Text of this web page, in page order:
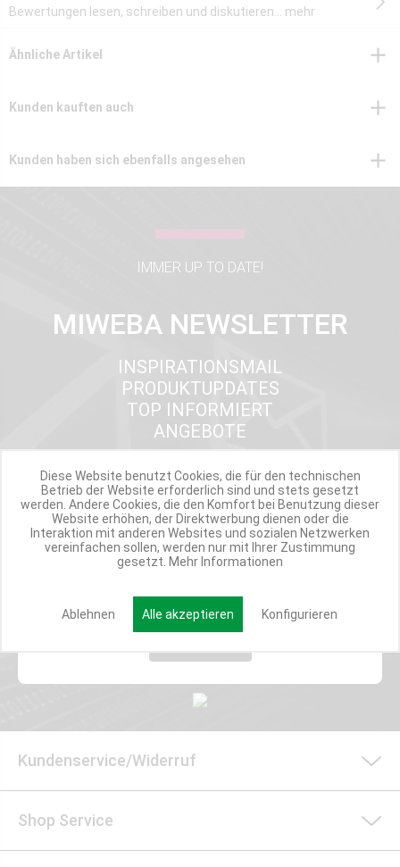
Bewertungen lesen, schreiben und diskutieren... mehr
Ähnliche Artikel
Kunden kauften auch
Kunden haben sich ebenfalls angesehen
IMMER UP TO DATE!
MIWEBA NEWSLETTER
INSPIRATIONSMAIL
PRODUKTUPDATES
TOP INFORMIERT
ANGEBOTE
Werde Teil der Miweba Community!
Verpasse nie wieder exklusive Newsletter-Rabatte und Aktionen
Kundenservice/Widerruf
Shop Service
Diese Website benutzt Cookies, die für den technischen
Betrieb der Website erforderlich sind und stets gesetzt
werden. Andere Cookies, die den Komfort bei Benutzung dieser
Website erhöhen, der Direktwerbung dienen oder die
Interaktion mit anderen Websites und sozialen Netzwerken
vereinfachen sollen, werden nur mit Ihrer Zustimmung
gesetzt. Mehr Informationen
Ablehnen Alle akzeptieren Konfigurieren